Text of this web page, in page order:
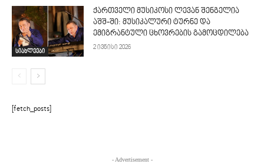
სიახლეები
ქართველი მუსიკოსი ლევან შენგელია
აშშ-ში: მუსიკალური ტურნე და
ემიგრანტული ცხოვრების გამოცდილება
2 ივნისი 2026
[fetch_posts]
- Advertisement -